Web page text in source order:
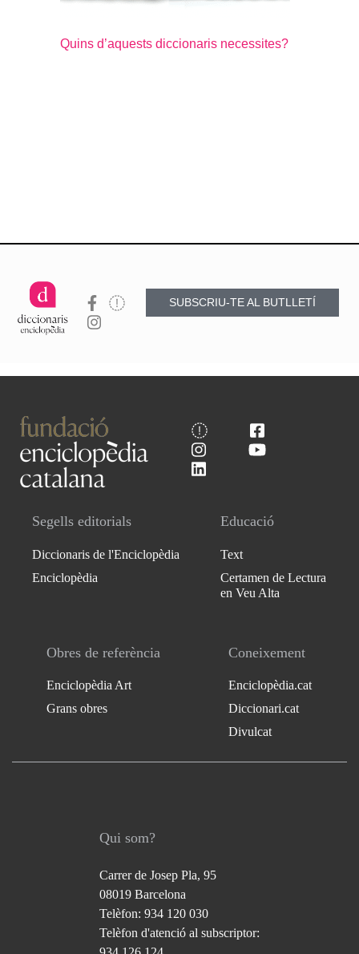
Quins d’aquests diccionaris necessites?
SUBSCRIU-TE AL BUTLLETÍ
Segells editorials
Diccionaris de l'Enciclopèdia
Enciclopèdia
Educació
Text
Certamen de Lectura
en Veu Alta
Obres de referència
Enciclopèdia Art
Grans obres
Coneixement
Enciclopèdia.cat
Diccionari.cat
Divulcat
Qui som?
Carrer de Josep Pla, 95
08019 Barcelona
Telèfon: 934 120 030
Telèfon d'atenció al subscriptor: